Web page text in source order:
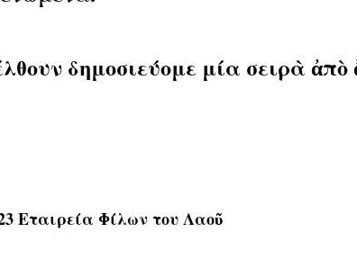
δημοσιεύομε μία σειρὰ
Εταιρεία Φίλων του Λαοῦ